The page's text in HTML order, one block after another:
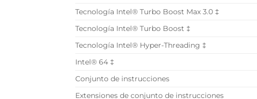
Tecnología Intel® Turbo Boost Max 3.0 ‡
Tecnología Intel® Turbo Boost ‡
Tecnología Intel® Hyper-Threading ‡
Intel® 64 ‡
Conjunto de instrucciones
Extensiones de conjunto de instrucciones